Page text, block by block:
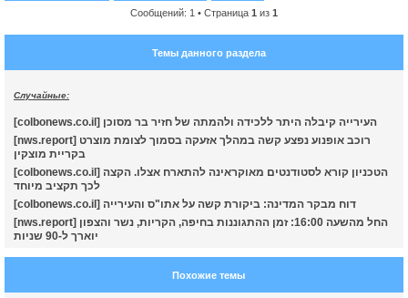
т
с
Сообщений: 1 • Страница 1 из 1
Темы данного раздела
Случайные:
[colbonews.co.il] העירייה קיבלה היתר ללכידה ולהמתה של חזיר בר מסוכן
[nws.report] רוכב אופנוע נפצע קשה במהלך אזעקה בסמוך לצומת מוצרט
בקריית מוצקין
[colbonews.co.il] הטכניון קורא לסטודנטים מאוקראינה להתארח אצלו. הקצה
לכך תקציב מיוחד
[colbonews.co.il] דוח מבקר המדינה: ביקורת קשה על אתו"ס והעירייה
[nws.report] החל מהשעה 16:00: זמן ההתגוננות בחיפה, הקריות, נשר והצפון
יוארך ל-90 שניות
Похожие темы